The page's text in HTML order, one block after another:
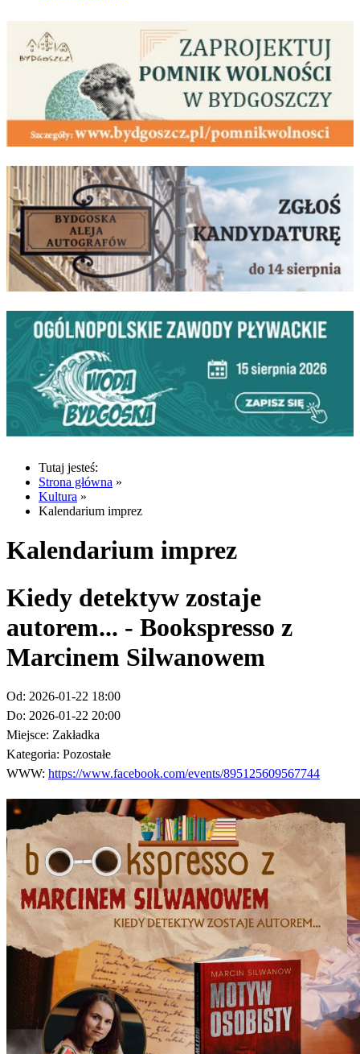
Tutaj jesteś:
Strona główna »
Kultura »
Kalendarium imprez
Kalendarium imprez
Kiedy detektyw zostaje
autorem... - Bookspresso z
Marcinem Silwanowem
Od: 2026-01-22 18:00
Do: 2026-01-22 20:00
Miejsce: Zakładka
Kategoria: Pozostałe
WWW: https://www.facebook.com/events/895125609567744